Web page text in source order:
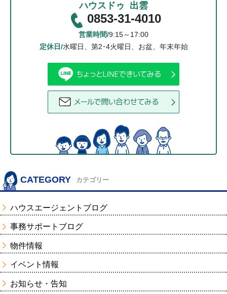
ハウスドゥ 出雲
0853-31-4010
営業時間/9:15～17:00
定休日/水曜日、第2･4火曜日、お盆、年末年始
CATEGORY カテゴリー
ハウスエージェントブログ
事務サポートブログ
物件情報
イベント情報
お知らせ・告知